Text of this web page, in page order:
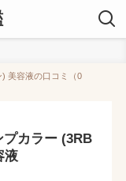
美容液の口コミ（0
カラー (3RB
液